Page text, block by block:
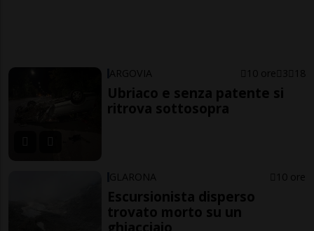
ARGOVIA 10 ore 3 18
Ubriaco e senza patente si
ritrova sottosopra
GLARONA 10 ore
Escursionista disperso
trovato morto su un
ghiacciaio